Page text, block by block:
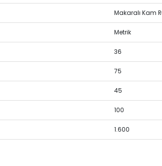
Makaralı Kam
Metrik
36
75
45
100
1.600